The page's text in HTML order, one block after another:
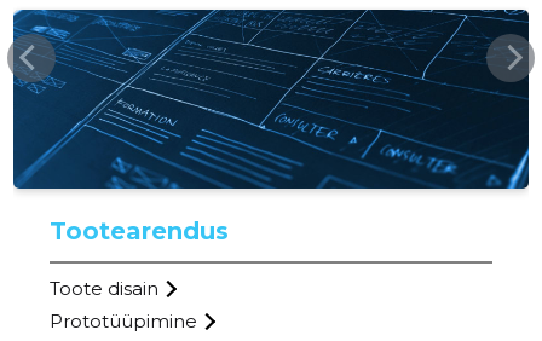
RISTIPARTNER.EE
Tootearendus
Toote disain
Prototüüpimine